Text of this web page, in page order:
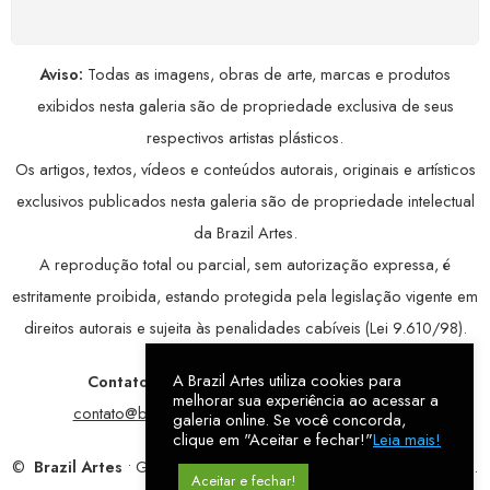
Aviso: Todas as imagens, obras de arte, marcas e produtos
exibidos nesta galeria são de propriedade exclusiva de seus
respectivos artistas plásticos.
Os artigos, textos, vídeos e conteúdos autorais, originais e artísticos
exclusivos publicados nesta galeria são de propriedade intelectual
da Brazil Artes.
A reprodução total ou parcial, sem autorização expressa, é
estritamente proibida, estando protegida pela legislação vigente em
direitos autorais e sujeita às penalidades cabíveis (Lei 9.610/98).
Contatos: WhatsApp:79 9998-1221/ E-mail:
contato@brazilartes.com/ Instagram:@brazilartes
© Brazil Artes • Galeria Online.9 anosde história (2017 – 2026).
A Brazil Artes utiliza cookies para
melhorar sua experiência ao acessar a
galeria online. Se você concorda,
clique em "Aceitar e fechar!"Leia mais!
Aceitar e fechar!